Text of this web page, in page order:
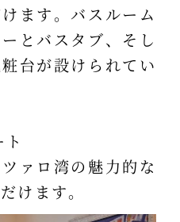
ます。バスルーム
とバスタブ、そし
台が設けられてい
ァロ湾の魅力的な
けます。